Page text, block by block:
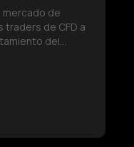
al
de
traders de CFD a
del
Abierto (Open
pueden aportar